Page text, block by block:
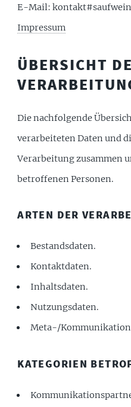
E-Mail:
Impressum
ÜBERSICHT
Die nachfolgende
verarbeiteten Daten und
Verarbeitung zusammen
betroffenen Personen.
ARTEN DER
Bestandsdaten.
Kontaktdaten.
Inhaltsdaten.
Nutzungsdaten.
Meta-/
KATEGORIEN